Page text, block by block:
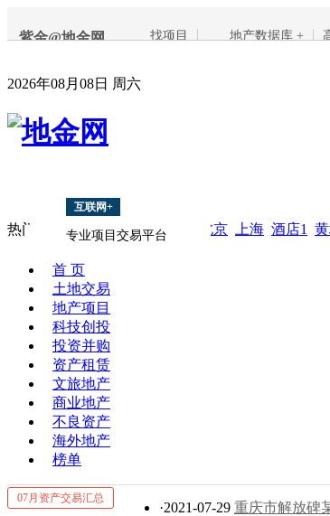
紫金@地金网 找项目 地产数据库 +
2026年08月08日 周六
互联网+
专业项目交易平台
热门搜索：酒店 8亿 写字楼 北京 上海 酒店1
首 页
土地交易
地产项目
科技创投
投资并购
资产租赁
文旅地产
商业地产
不良资产
海外地产
榜单
07月资产交易汇总
·2021-07-29 重庆市解放碑